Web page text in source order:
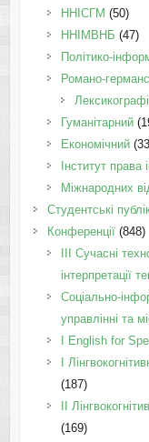
ННІСГМ (50)
ННІМВНБ (47)
Політико-
Романо-
Гуманітарний
Економічний
Інститут
Міжнародних
Студентські
Конференції(848)
III Сучасні
інтерпретації
Соціально-
управлінні та
І English for
I
(187)
IІ
(169)